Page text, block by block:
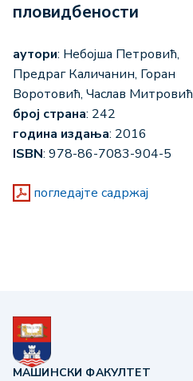
пловидбености
аутори: Небојша Петровић,
Предраг Каличанин, Горан
Воротовић, Часлав Митровић
број страна: 242
година издања: 2016
ISBN: 978-86-7083-904-5
погледајте садржај
МАШИНСКИ ФАКУЛТЕТ